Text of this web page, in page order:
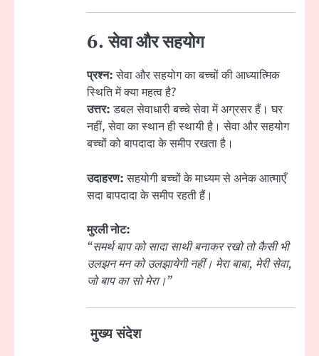
6. सेवा और सहयोग
प्रश्न:सेवा और सहयोग का बच्चों की आध्यात्मिक
स्थिति में क्या महत्व है?
उत्तर:डबल सेवाधारी बच्चे सेवा में अग्रसर हैं। घर
नहीं, सेवा का स्थान ही स्थायी है। सेवा और सहयोग
बच्चों को बापदादा के समीप रखता है।
उदाहरण:सहयोगी बच्चों के माध्यम से अनेक आत्माएँ
सदा बापदादा के समीप रहती हैं।
मुरली नोट:
“समर्थ बाप को सादा साथी बनाकर रखो तो कैसी भी
उलझन मन को उलझायेगी नहीं। मेरा बाबा, मेरी सेवा,
जो बाप का सो मेरा।”
मुख्य संदेश